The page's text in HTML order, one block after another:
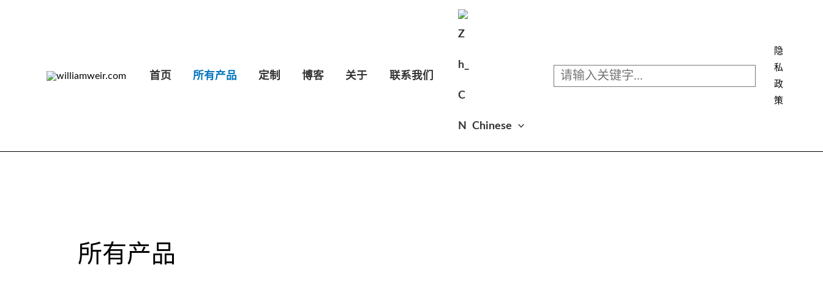
首页 所有产品 定制 博客 关于 联系我们
Chinese
隐
私
政
策
所有产品